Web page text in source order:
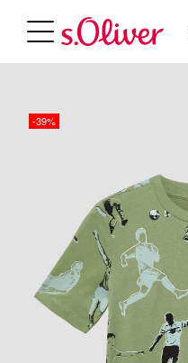
-39%